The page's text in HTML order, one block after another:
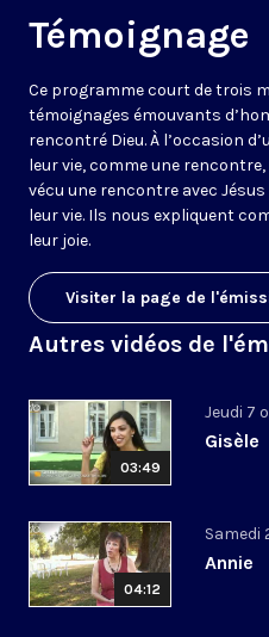
Témoignage
Ce programme court de trois
témoignages émouvants
rencontré Dieu. À l’occasion
leur vie, comme une
vécu une rencontre avec
leur vie. Ils nous expliquent
leur joie.
Visiter la page de
Autres vidéos de
03:49
Jeudi 7
Gisèle
04:12
Samedi
Annie